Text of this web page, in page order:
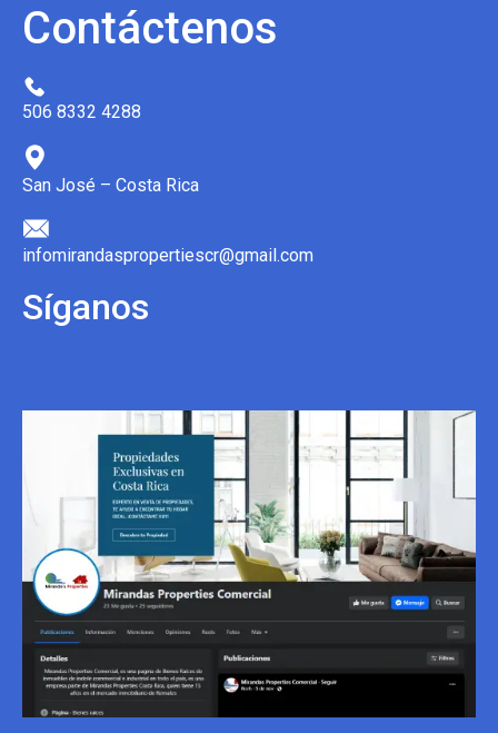
Contáctenos
506 8332 4288
San José – Costa Rica
infomirandaspropertiescr@gmail.com
Síganos